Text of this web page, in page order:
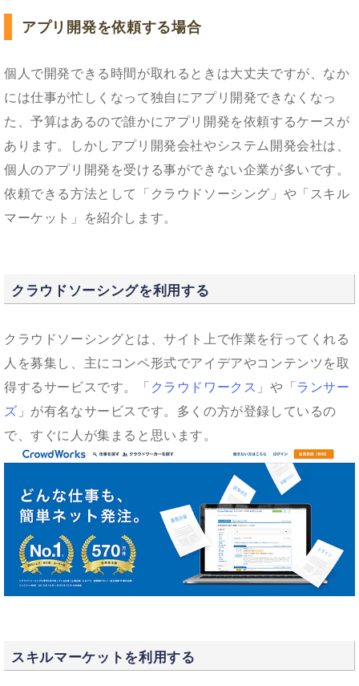
アプリ開発を依頼する場合
個人で開発できる時間が取れるときは大丈夫ですが、なか
には仕事が忙しくなって独自にアプリ開発できなくなっ
た、予算はあるので誰かにアプリ開発を依頼するケースが
あります。しかしアプリ開発会社やシステム開発会社は、
個人のアプリ開発を受ける事ができない企業が多いです。
依頼できる方法として「クラウドソーシング」や「スキル
マーケット」を紹介します。
クラウドソーシングを利用する
クラウドソーシングとは、サイト上で作業を行ってくれる
人を募集し、主にコンペ形式でアイデアやコンテンツを取
得するサービスです。「クラウドワークス 」や「ランサー
ズ 」が有名なサービスです。多くの方が登録しているの
で、すぐに人が集まると思います。
スキルマーケットを利用する